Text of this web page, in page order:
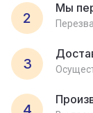
2
Мы
3
4